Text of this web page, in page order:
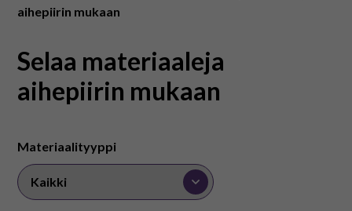
Tietoa
Materiaalit
Kuvatyökalut
Saavutettavuus
aihepiirin mukaan
Selaa materiaaleja
aihepiirin mukaan
Materiaalityyppi